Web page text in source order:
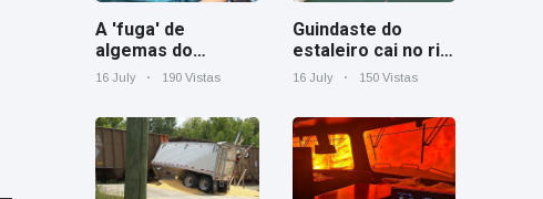
A 'fuga' de
algemas do
mágico faz a
16 July 190 Vistas
Guindaste do
estaleiro cai no rio
Cooper perto de
16 July 150 Vistas